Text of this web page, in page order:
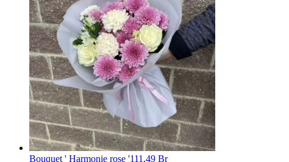
Bouquet ' Harmonie rose '111,49 Br